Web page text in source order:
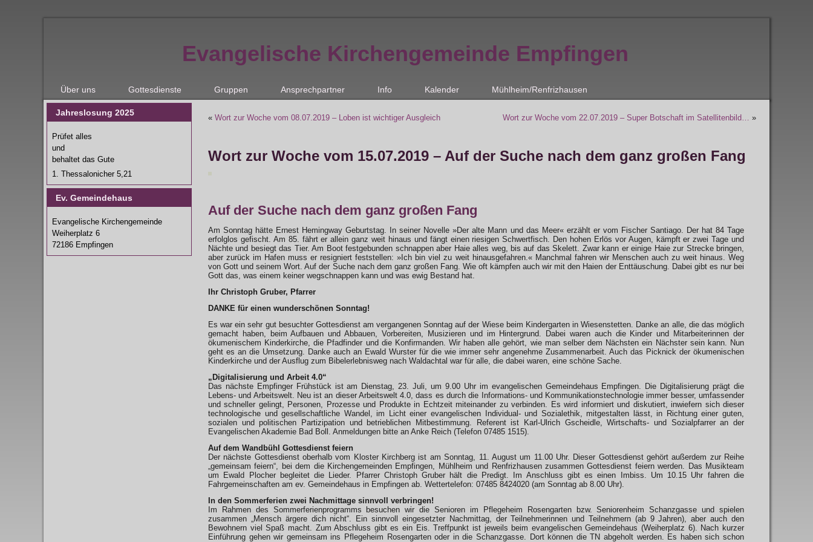
Evangelische Kirchengemeinde Empfingen
Über uns Gottesdienste Gruppen Ansprechpartner Info Kalender Mühlheim/Renfrizhausen
Jahreslosung 2025
Prüfet alles
und
behaltet das Gute
1. Thessalonicher 5,21
Ev. Gemeindehaus
Evangelische Kirchengemeinde
Weiherplatz 6
72186 Empfingen
« Wort zur Woche vom 08.07.2019 – Loben ist wichtiger Ausgleich Wort zur Woche vom 22.07.2019 – Super Botschaft im Satellitenbild… »
Wort zur Woche vom 15.07.2019 – Auf der Suche nach dem ganz großen Fang
Auf der Suche nach dem ganz großen Fang
Am Sonntag hätte Ernest Hemingway Geburtstag. In seiner Novelle »Der alte Mann und das Meer« erzählt er vom Fischer Santiago. Der hat 84 Tage
erfolglos gefischt. Am 85. fährt er allein ganz weit hinaus und fängt einen riesigen Schwertfisch. Den hohen Erlös vor Augen, kämpft er zwei Tage und
Nächte und besiegt das Tier. Am Boot festgebunden schnappen aber Haie alles weg, bis auf das Skelett. Zwar kann er einige Haie zur Strecke bringen,
aber zurück im Hafen muss er resigniert feststellen: »Ich bin viel zu weit hinausgefahren.« Manchmal fahren wir Menschen auch zu weit hinaus. Weg
von Gott und seinem Wort. Auf der Suche nach dem ganz großen Fang. Wie oft kämpfen auch wir mit den Haien der Enttäuschung. Dabei gibt es nur bei
Gott das, was einem keiner wegschnappen kann und was ewig Bestand hat.
Ihr Christoph Gruber, Pfarrer
DANKE für einen wunderschönen Sonntag!
Es war ein sehr gut besuchter Gottesdienst am vergangenen Sonntag auf der Wiese beim Kindergarten in Wiesenstetten. Danke an alle, die das möglich
gemacht haben, beim Aufbauen und Abbauen, Vorbereiten, Musizieren und im Hintergrund. Dabei waren auch die Kinder und Mitarbeiterinnen der
ökumenischem Kinderkirche, die Pfadfinder und die Konfirmanden. Wir haben alle gehört, wie man selber dem Nächsten ein Nächster sein kann. Nun
geht es an die Umsetzung. Danke auch an Ewald Wurster für die wie immer sehr angenehme Zusammenarbeit. Auch das Picknick der ökumenischen
Kinderkirche und der Ausflug zum Bibelerlebnisweg nach Waldachtal war für alle, die dabei waren, eine schöne Sache.
„Digitalisierung und Arbeit 4.0“
Das nächste Empfinger Frühstück ist am Dienstag, 23. Juli, um 9.00 Uhr im evangelischen Gemeindehaus Empfingen. Die Digitalisierung prägt die
Lebens- und Arbeitswelt. Neu ist an dieser Arbeitswelt 4.0, dass es durch die Informations- und Kommunikationstechnologie immer besser, umfassender
und schneller gelingt, Personen, Prozesse und Produkte in Echtzeit miteinander zu verbinden. Es wird informiert und diskutiert, inwiefern sich dieser
technologische und gesellschaftliche Wandel, im Licht einer evangelischen Individual- und Sozialethik, mitgestalten lässt, in Richtung einer guten,
sozialen und politischen Partizipation und betrieblichen Mitbestimmung. Referent ist Karl-Ulrich Gscheidle, Wirtschafts- und Sozialpfarrer an der
Evangelischen Akademie Bad Boll. Anmeldungen bitte an Anke Reich (Telefon 07485 1515).
Auf dem Wandbühl Gottesdienst feiern
Der nächste Gottesdienst oberhalb vom Kloster Kirchberg ist am Sonntag, 11. August um 11.00 Uhr. Dieser Gottesdienst gehört außerdem zur Reihe
„gemeinsam feiern“, bei dem die Kirchengemeinden Empfingen, Mühlheim und Renfrizhausen zusammen Gottesdienst feiern werden. Das Musikteam
um Ewald Plocher begleitet die Lieder. Pfarrer Christoph Gruber hält die Predigt. Im Anschluss gibt es einen Imbiss. Um 10.15 Uhr fahren die
Fahrgemeinschaften am ev. Gemeindehaus in Empfingen ab. Wettertelefon: 07485 8424020 (am Sonntag ab 8.00 Uhr).
In den Sommerferien zwei Nachmittage sinnvoll verbringen!
Im Rahmen des Sommerferienprogramms besuchen wir die Senioren im Pflegeheim Rosengarten bzw. Seniorenheim Schanzgasse und spielen
zusammen „Mensch ärgere dich nicht“. Ein sinnvoll eingesetzter Nachmittag, der Teilnehmerinnen und Teilnehmern (ab 9 Jahren), aber auch den
Bewohnern viel Spaß macht. Zum Abschluss gibt es ein Eis. Treffpunkt ist jeweils beim evangelischen Gemeindehaus (Weiherplatz 6). Nach kurzer
Einführung gehen wir gemeinsam ins Pflegeheim Rosengarten oder in die Schanzgasse. Dort können die TN abgeholt werden. Es haben sich schon